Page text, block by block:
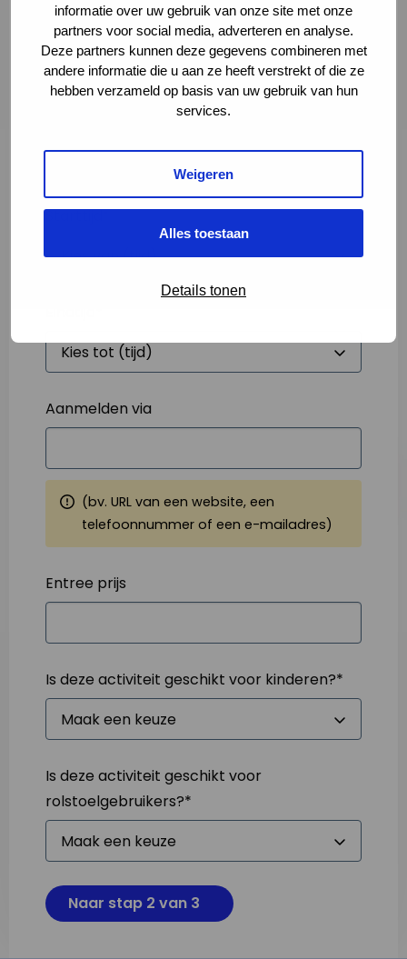
informatie over uw gebruik van onze site met onze
partners voor social media, adverteren en analyse.
Deze partners kunnen deze gegevens combineren met
andere informatie die u aan ze heeft verstrekt of die ze
hebben verzameld op basis van uw gebruik van hun
services.
Weigeren
Alles toestaan
Details tonen
Volledige omschrijving*
Starttijd*
Aanmelden via
(bv. URL van een website, een
telefoonnummer of een e-mailadres)
Entree prijs
Is deze activiteit geschikt voor kinderen?*
Is deze activiteit geschikt voor
rolstoelgebruikers?*